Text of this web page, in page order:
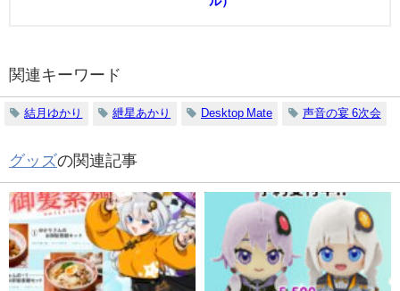
関連キーワード
結月ゆかり 紲星あかり Desktop Mate 声音の宴 6次会
グッズの関連記事